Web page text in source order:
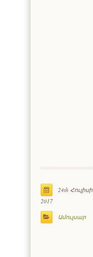
24th Հուլիսի
2017
Ամուլսար